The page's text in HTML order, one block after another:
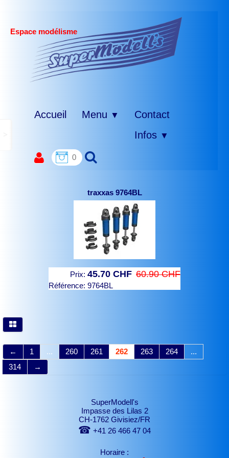
Espace modélisme
Accueil Menu ▼
Contact
Infos ▼
0
traxxas 9764BL
Prix: 45.70 CHF 60.90 CHF
Référence: 9764BL
← 1 ... 260 261 262 263 264
...
314
→
SuperModell's
Impasse des Lilas 2
CH-1762 Givisiez/FR
☎ +41 26 466 47 04
Horaire :